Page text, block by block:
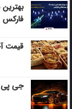
بهترین
فارکس
قیمت
جی پی